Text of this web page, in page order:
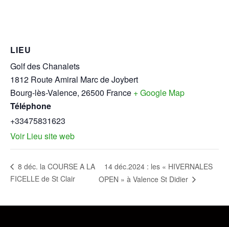
LIEU
Golf des Chanalets
1812 Route Amiral Marc de Joybert
Bourg-lès-Valence, 26500 France + Google Map
Téléphone
+33475831623
Voir Lieu site web
8 déc. la COURSE A LA
FICELLE de St Clair
14 déc.2024 : les « HIVERNALES
OPEN » à Valence St Didier